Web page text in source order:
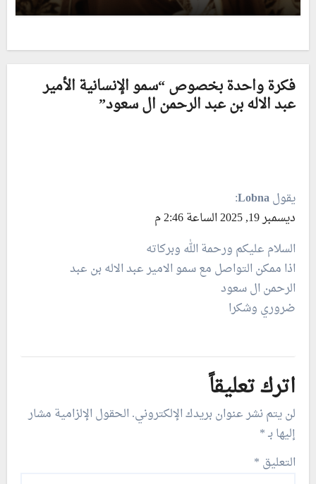
فكرة واحدة بخصوص “سمو الإنسانية الأمير
عبد الاله بن عبد الرحمن ال سعود”
يقولLobna
:
ديسمبر 19, 2025 الساعة 2:46 م
السلام عليكم ورحمة الله وبركاته
اذا ممكن التواصل مع سمو الامير عبد الاله بن عبد
الرحمن ال سعود
ضروري وشكرا
اترك تعليقاً
لن يتم نشر عنوان بريدك الإلكتروني. الحقول الإلزامية مشار
إليها بـ*
التعليق *